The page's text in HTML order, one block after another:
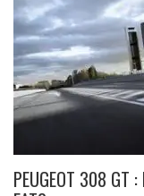
PEUGEOT 308 GT :